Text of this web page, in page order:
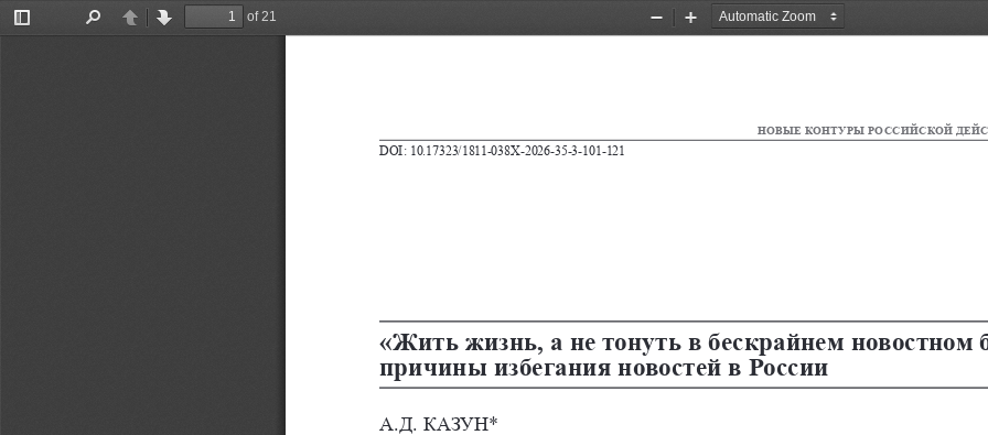
Toggle
PreviousNext
of 21
Zoom
Zoom
DOI: 10.17323/1811-038X-2026-35-3-101-121
НОВЫЕ КОНТУРЫ РОССИЙСКОЙ
«Жить жизнь, а не тонуть в бескрайнем новостном
причины избегания новостей в России
А.Д. КАЗУН*